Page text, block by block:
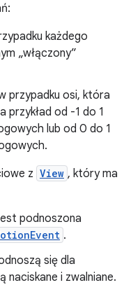
każdego
„włączony”
przypadku osi, która
przykład od -1 do 1
lub od 0 do 1
z View , który ma
podnoszona
.
się dla
naciskane i zwalniane.